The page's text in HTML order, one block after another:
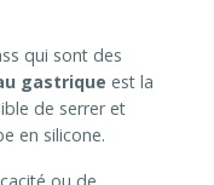
qui sont des
gastrique est la
de serrer et
en silicone.
ou de